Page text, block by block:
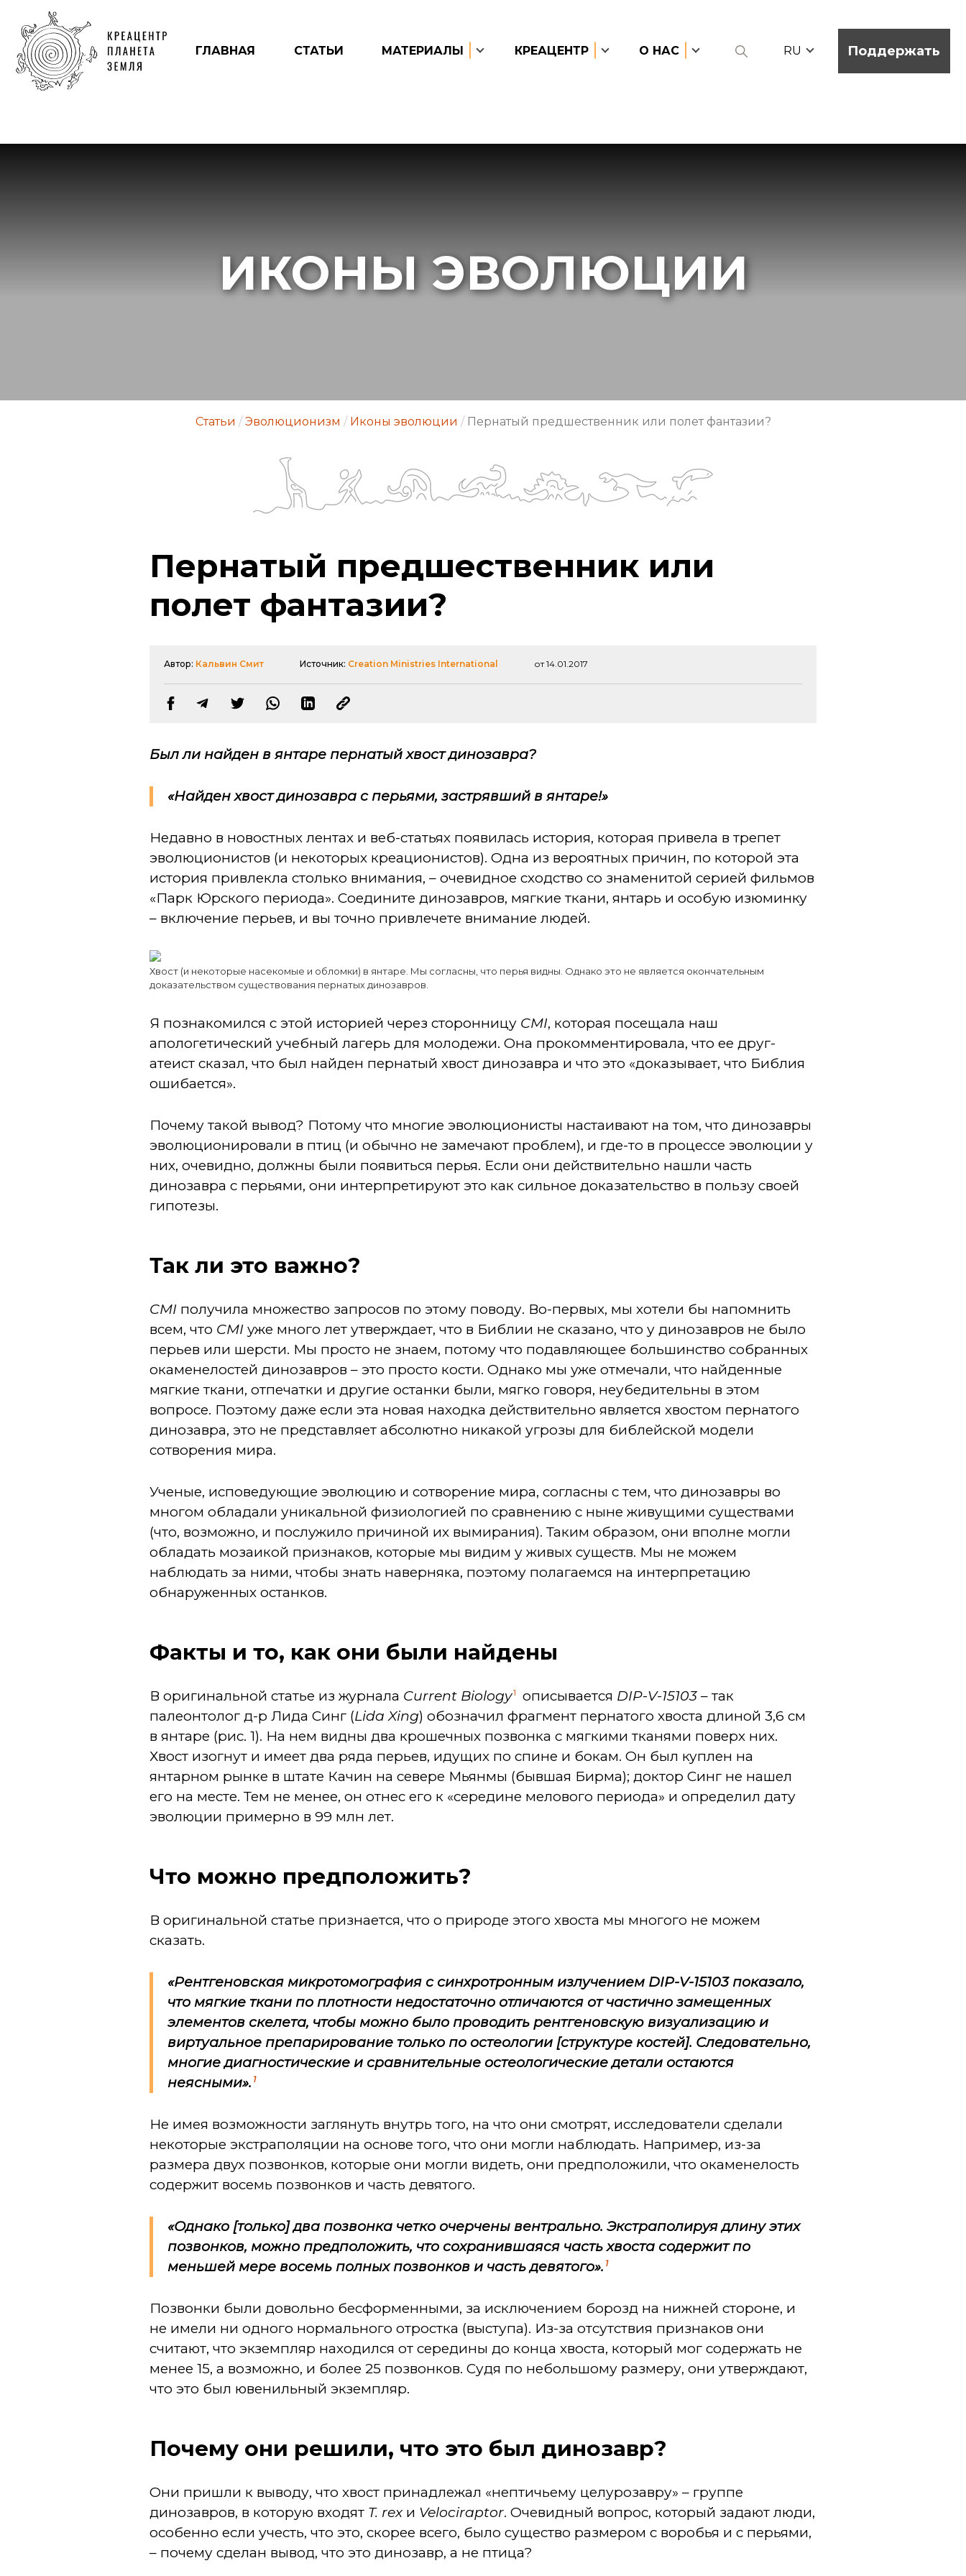
ГЛАВНАЯ СТАТЬИ МАТЕРИАЛЫ КРЕАЦЕНТР О НАС RU Поддержать
ИКОНЫ ЭВОЛЮЦИИ
Статьи / Эволюционизм / Иконы эволюции / Пернатый предшественник или полет фантазии?
Пернатый предшественник или
полет фантазии?
Автор: Кальвин Смит Источник: Creation Ministries International от 14.01.2017
Был ли найден в янтаре пернатый хвост динозавра?
«Найден хвост динозавра с перьями, застрявший в янтаре!»
Недавно в новостных лентах и веб-статьях появилась история, которая привела в трепет
эволюционистов (и некоторых креационистов). Одна из вероятных причин, по которой эта
история привлекла столько внимания, – очевидное сходство со знаменитой серией фильмов
«Парк Юрского периода». Соедините динозавров, мягкие ткани, янтарь и особую изюминку
– включение перьев, и вы точно привлечете внимание людей.
Хвост (и некоторые насекомые и обломки) в янтаре. Мы согласны, что перья видны. Однако это не является окончательным
доказательством существования пернатых динозавров.
Я познакомился с этой историей через сторонницу CMI, которая посещала наш
апологетический учебный лагерь для молодежи. Она прокомментировала, что ее друг-
атеист сказал, что был найден пернатый хвост динозавра и что это «доказывает, что Библия
ошибается».
Почему такой вывод? Потому что многие эволюционисты настаивают на том, что динозавры
эволюционировали в птиц (и обычно не замечают проблем), и где-то в процессе эволюции у
них, очевидно, должны были появиться перья. Если они действительно нашли часть
динозавра с перьями, они интерпретируют это как сильное доказательство в пользу своей
гипотезы.
Так ли это важно?
CMI получила множество запросов по этому поводу. Во-первых, мы хотели бы напомнить
всем, что CMI уже много лет утверждает, что в Библии не сказано, что у динозавров не было
перьев или шерсти. Мы просто не знаем, потому что подавляющее большинство собранных
окаменелостей динозавров – это просто кости. Однако мы уже отмечали, что найденные
мягкие ткани, отпечатки и другие останки были, мягко говоря, неубедительны в этом
вопросе. Поэтому даже если эта новая находка действительно является хвостом пернатого
динозавра, это не представляет абсолютно никакой угрозы для библейской модели
сотворения мира.
Ученые, исповедующие эволюцию и сотворение мира, согласны с тем, что динозавры во
многом обладали уникальной физиологией по сравнению с ныне живущими существами
(что, возможно, и послужило причиной их вымирания). Таким образом, они вполне могли
обладать мозаикой признаков, которые мы видим у живых существ. Мы не можем
наблюдать за ними, чтобы знать наверняка, поэтому полагаемся на интерпретацию
обнаруженных останков.
Факты и то, как они были найдены
В оригинальной статье из журнала Current Biology1 описывается DIP-V-15103 – так
палеонтолог д-р Лида Синг (Lida Xing) обозначил фрагмент пернатого хвоста длиной 3,6 см
в янтаре (рис. 1). На нем видны два крошечных позвонка с мягкими тканями поверх них.
Хвост изогнут и имеет два ряда перьев, идущих по спине и бокам. Он был куплен на
янтарном рынке в штате Качин на севере Мьянмы (бывшая Бирма); доктор Синг не нашел
его на месте. Тем не менее, он отнес его к «середине мелового периода» и определил дату
эволюции примерно в 99 млн лет.
Что можно предположить?
В оригинальной статье признается, что о природе этого хвоста мы многого не можем
сказать.
«Рентгеновская микротомография с синхротронным излучением DIP-V-15103показало,
что мягкие ткани по плотности недостаточно отличаются от частично замещенных
элементов скелета, чтобы можно было проводить рентгеновскую визуализацию и
виртуальное препарирование только по остеологии [структуре костей]. Следовательно,
многие диагностические и сравнительные остеологические детали остаются
неясными». 1
Не имея возможности заглянуть внутрь того, на что они смотрят, исследователи сделали
некоторые экстраполяции на основе того, что они могли наблюдать. Например, из-за
размера двух позвонков, которые они могли видеть, они предположили, что окаменелость
содержит восемь позвонков и часть девятого.
«Однако [только] два позвонка четко очерчены вентрально. Экстраполируя длину этих
позвонков, можно предположить, что сохранившаяся часть хвоста содержит по
меньшей мере восемь полных позвонков и часть девятого». 1
Позвонки были довольно бесформенными, за исключением борозд на нижней стороне, и
не имели ни одного нормального отростка (выступа). Из-за отсутствия признаков они
считают, что экземпляр находился от середины до конца хвоста, который мог содержать не
менее 15, а возможно, и более 25 позвонков. Судя по небольшому размеру, они утверждают,
что это был ювенильный экземпляр.
Почему они решили, что это был динозавр?
Они пришли к выводу, что хвост принадлежал «нептичьему целурозавру» – группе
динозавров, в которую входят T. rexи Velociraptor. Очевидный вопрос, который задают люди,
особенно если учесть, что это, скорее всего, было существо размером с воробья и с перьями,
– почему сделан вывод, что это динозавр, а не птица?